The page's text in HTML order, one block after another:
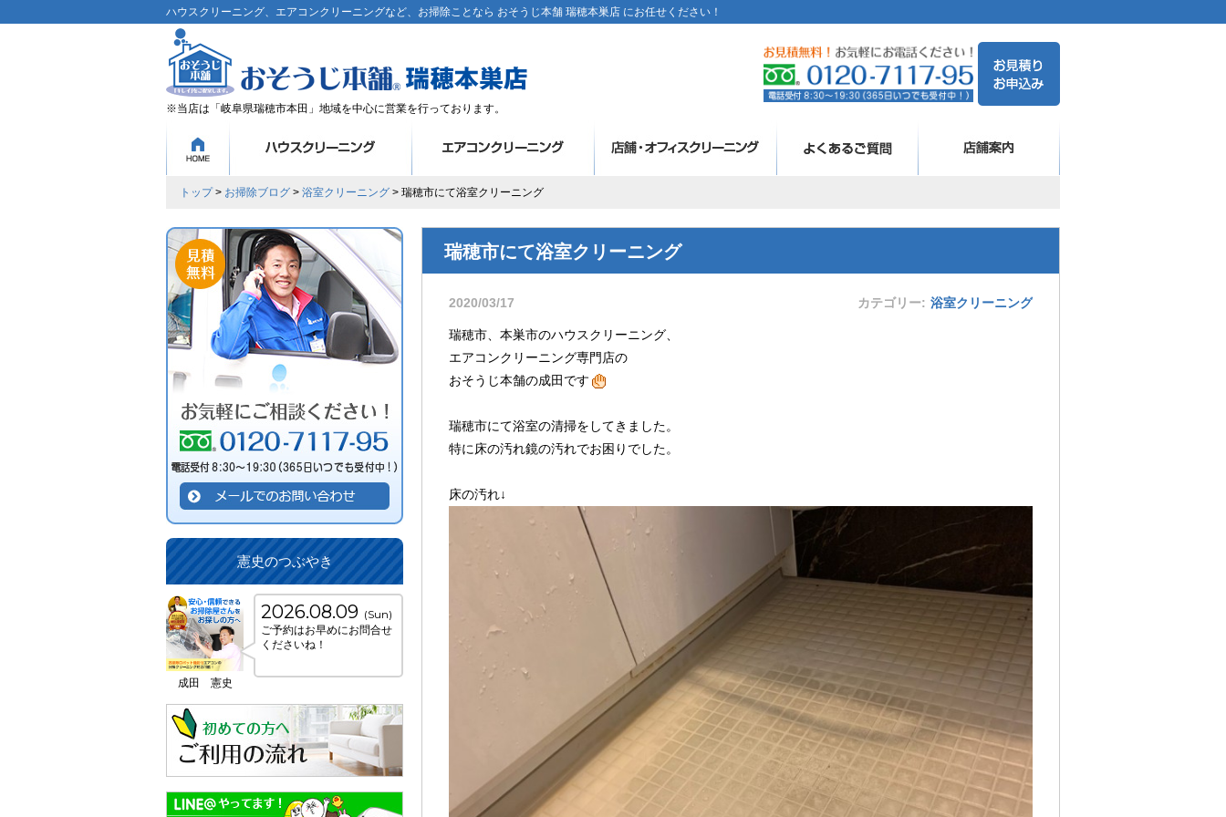
ハウスクリーニング、エアコンクリーニングなど、お掃除ことなら おそうじ本舗 瑞穂本巣店 にお任せください！
※当店は「岐阜県瑞穂市本田」地域を中心に営業を行っております。
トップ> お掃除ブログ > 浴室クリーニング > 瑞穂市にて浴室クリーニング
瑞穂市にて浴室クリーニング
2020/03/17 カテゴリー 浴室クリーニング
瑞穂市、本巣市のハウスクリーニング、
エアコンクリーニング専門店の
おそうじ本舗の成田です
瑞穂市にて浴室の清掃をしてきました。
特に床の汚れ鏡の汚れでお困りでした。
床の汚れ↓
憲史のつぶやき
成田 憲史
2026.08.09 (Sun)
ご予約はお早めにお問合せ
くださいね！